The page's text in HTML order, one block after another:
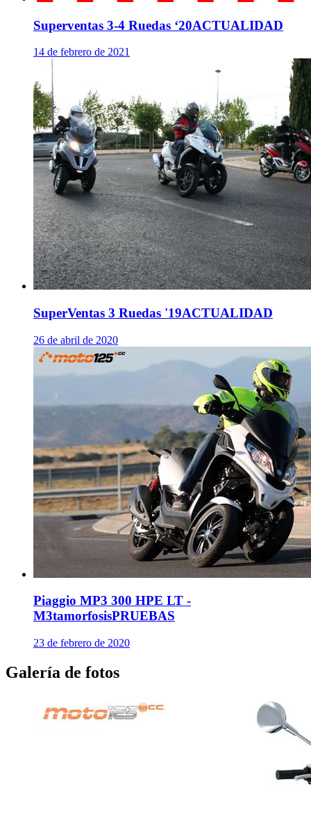
Superventas 3-4 Ruedas ‘20ACTUALIDAD
14 de febrero de 2021
SuperVentas 3 Ruedas '19ACTUALIDAD
26 de abril de 2020
Piaggio MP3 300 HPE LT -
M3tamorfosisPRUEBAS
23 de febrero de 2020
Galería de fotos